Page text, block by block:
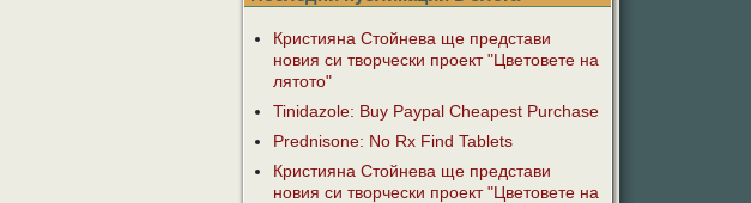
Кристияна Стойнева ще представи
новия си творчески проект "Цветовете на
лятото"
Tinidazole: Buy Paypal Cheapest Purchase
Prednisone: No Rx Find Tablets
Кристияна Стойнева ще представи
новия си творчески проект "Цветовете на